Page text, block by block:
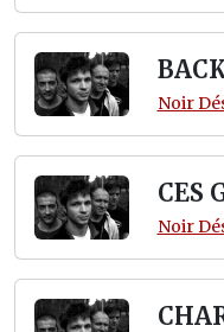
Noir
CES
Noir